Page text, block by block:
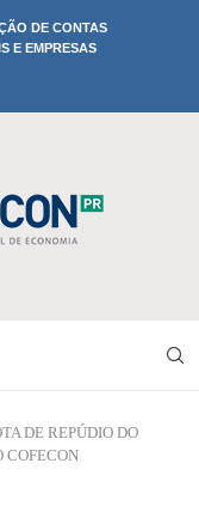
DE CONTAS
E EMPRESAS
DE REPÚDIO DO
COFECON